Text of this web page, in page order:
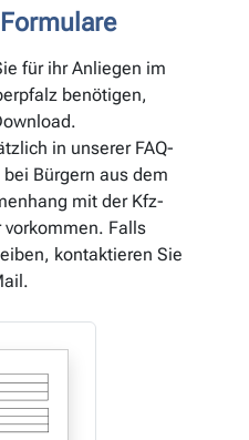
für ihr Anliegen im
benötigen,
in unserer FAQ-
Bürgern aus dem
mit der Kfz-
Falls
kontaktieren Sie